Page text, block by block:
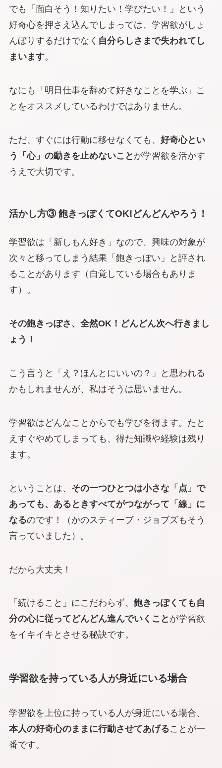
でも「面白そう！知りたい！学びたい！」という
好奇心を押さえ込んでしまっては、学習欲がしょ
んぼりするだけでなく 自分らしさまで失われてし
まいます。
なにも「明日仕事を辞めて好きなことを学ぶ」こ
とをオススメしているわけではありません。
ただ、すぐには行動に移せなくても、 好奇心とい
う「心」の動きを止めないこと が学習欲を活かす
うえで大切です。
活かし方③ 飽きっぽくてOK!どんどんやろう！
学習欲は「新しもん好き」なので、興味の対象が
次々と移ってしまう結果「飽きっぽい」と評され
ることがあります（自覚している場合もありま
す）。
その飽きっぽさ、全然OK！どんどん次へ行きまし
ょう！
こう言うと「え？ほんとにいいの？」と思われる
かもしれませんが、私はそうは思いません。
学習欲はどんなことからでも学びを得ます。たと
えすぐやめてしまっても、得た知識や経験は残り
ます。
ということは、 その一つひとつは小さな「点」で
あっても、あるときすべてがつながって「線」に
なるのです！（かのスティーブ・ジョブズもそう
言っていました）。
だから大丈夫！
「続けること」にこだわらず、 飽きっぽくても自
分の心に従ってどんどん進んでいくこと が学習欲
をイキイキとさせる秘訣です。
学習欲を持っている人が身近にいる場合
学習欲を上位に持っている人が身近にいる場合、
本人の好奇心のままに行動させてあげることが一
番です。